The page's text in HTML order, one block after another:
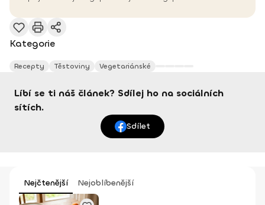
Kategorie
Recepty Těstoviny Vegetariánské
Líbí se ti náš článek? Sdílej ho na sociálních
sítích.
Sdílet
Nejčtenější Nejoblíbenější